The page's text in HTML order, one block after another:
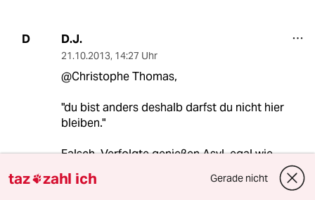
D D.J.
21.10.2013, 14:27 Uhr
@Christophe Thomas,
"du bist anders deshalb darfst du nicht hier
bleiben."
Falsch. Verfolgte genießen Asyl, egal wie
"anders" sie sind. Ich käme übrigens nicht auf
die Idee, wenn ich nicht in Australien
taz zahl ich Gerade nicht